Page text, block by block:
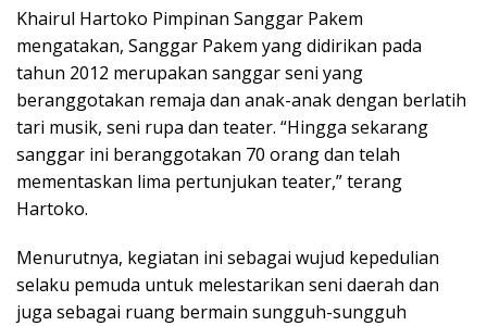
Khairul Hartoko Pimpinan Sanggar Pakem
mengatakan, Sanggar Pakem yang didirikan pada
tahun 2012 merupakan sanggar seni yang
beranggotakan remaja dan anak-anak dengan berlatih
tari musik, seni rupa dan teater. “Hingga sekarang
sanggar ini beranggotakan 70 orang dan telah
mementaskan lima pertunjukan teater,” terang
Hartoko.
Menurutnya, kegiatan ini sebagai wujud kepedulian
selaku pemuda untuk melestarikan seni daerah dan
juga sebagai ruang bermain sungguh-sungguh